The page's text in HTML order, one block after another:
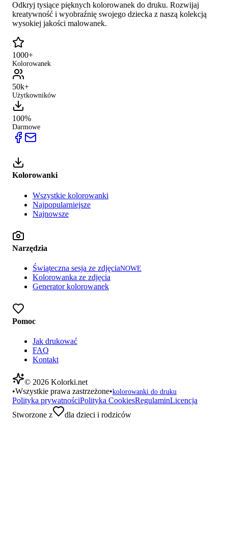
Odkryj tysiące pięknych kolorowanek do druku. Rozwijaj
kreatywność i wyobraźnię swojego dziecka z naszą kolekcją
wysokiej jakości malowanek.
1000+
Kolorowanek
50k+
Użytkowników
100%
Darmowe
Kolorowanki
Wszystkie kolorowanki
Najpopularniejsze
Najnowsze
Narzędzia
Świąteczna sesja ze zdjęciaNOWE
Kolorowanka ze zdjęcia
Generator kolorowanek
Pomoc
Jak drukować
FAQ
Kontakt
© 2026 Kolorki.net
•Wszystkie prawa zastrzeżone•kolorowanki do druku
Polityka prywatnościPolityka CookiesRegulaminLicencja
Stworzone z
dla dzieci i rodziców